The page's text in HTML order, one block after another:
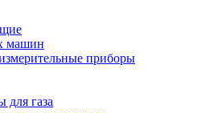
машин
приборы
газа